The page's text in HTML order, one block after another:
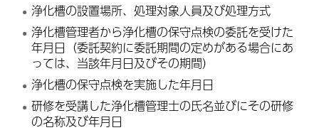
浄化槽の設置場所、処理対象人員及び処理方式
浄化槽管理者から浄化槽の保守点検の委託を受けた
年月日（委託契約に委託期間の定めがある場合にあ
っては、当該年月日及びその期間）
浄化槽の保守点検を実施した年月日
研修を受講した浄化槽管理士の氏名並びにその研修
の名称及び年月日